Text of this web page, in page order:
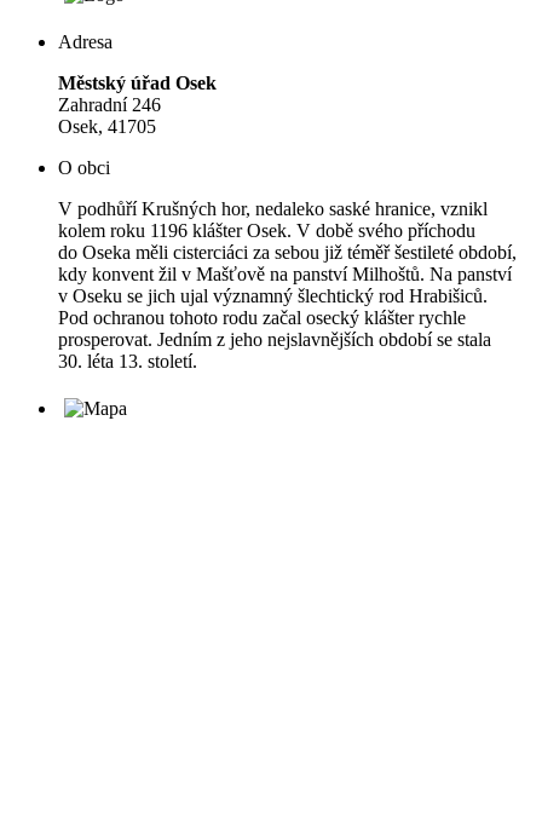
Adresa
Městský úřad Osek
Zahradní 246
Osek, 41705
O obci
V podhůří Krušných hor, nedaleko saské hranice, vznikl
kolem roku 1196 klášter Osek. V době svého příchodu
do Oseka měli cisterciáci za sebou již téměř šestileté období,
kdy konvent žil v Mašťově na panství Milhoštů. Na panství
v Oseku se jich ujal významný šlechtický rod Hrabišiců.
Pod ochranou tohoto rodu začal osecký klášter rychle
prosperovat. Jedním z jeho nejslavnějších období se stala
30. léta 13. století.